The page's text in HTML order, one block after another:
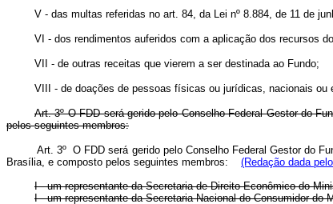
V - das multas referidas no art. 84, da Lei nº 8.884, de 11 de
VI - dos rendimentos auferidos com a aplicação dos recursos
VII - de outras receitas que vierem a ser destinada ao Fundo;
VIII - de doações de pessoas físicas ou jurídicas, nacionais ou
Art. 3º O FDD será gerido pelo Conselho Federal Gestor do
pelos seguintes membros:
Art. 3º O FDD será gerido pelo Conselho Federal Gestor do
Brasília, e composto pelos seguintes membros: (Redação dada
I - um representante da Secretaria de Direito Econômico do
I - um representante da Secretaria Nacional do Consumidor